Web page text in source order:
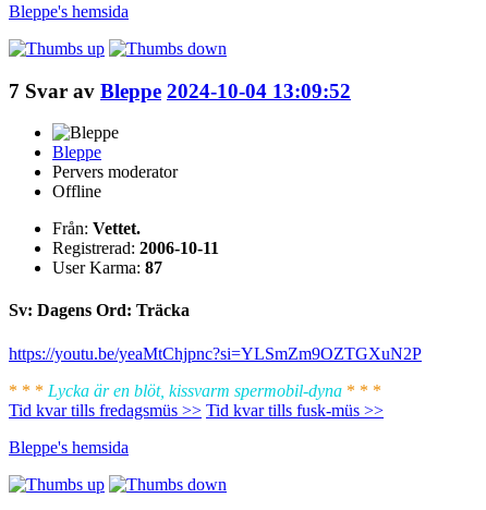
Bleppe's hemsida
7 Svar av Bleppe 2024-10-04 13:09:52
Bleppe
Pervers moderator
Offline
Från: Vettet.
Registrerad: 2006-10-11
User Karma: 87
Sv: Dagens Ord: Träcka
https://youtu.be/yeaMtChjpnc?si=YLSmZm9OZTGXuN2P
* * * Lycka är en blöt, kissvarm spermobil-dyna * * *
Tid kvar tills fredagsmüs >> Tid kvar tills fusk-müs >>
Bleppe's hemsida